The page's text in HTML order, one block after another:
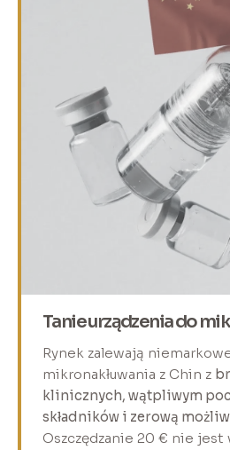
Tanie urządzenia do
Rynek zalewają
mikronakłuwania z Chin z
klinicznych, wątpliwym
składników i zerową
Oszczędzanie 20 € nie jest